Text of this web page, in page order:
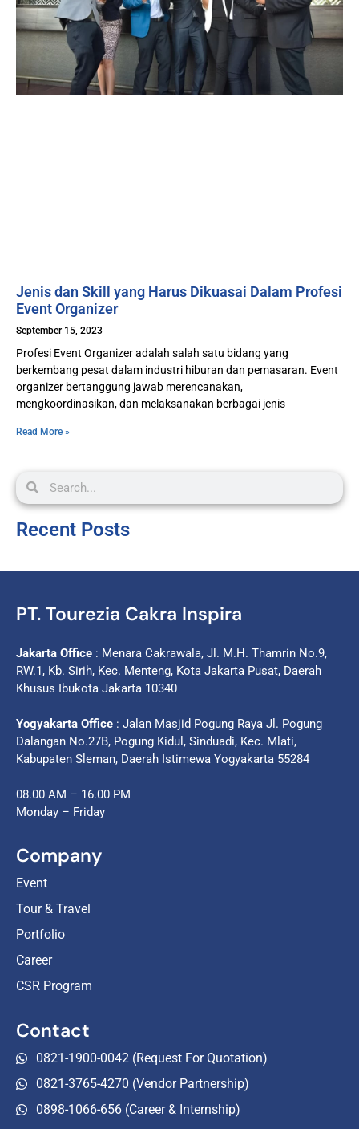
Jenis dan Skill yang Harus Dikuasai Dalam Profesi
Event Organizer
September 15, 2023
Profesi Event Organizer adalah salah satu bidang yang
berkembang pesat dalam industri hiburan dan pemasaran. Event
organizer bertanggung jawab merencanakan,
mengkoordinasikan, dan melaksanakan berbagai jenis
Read More »
Recent Posts
PT. Tourezia Cakra Inspira
Jakarta Office : Menara Cakrawala, Jl. M.H. Thamrin No.9,
RW.1, Kb. Sirih, Kec. Menteng, Kota Jakarta Pusat, Daerah
Khusus Ibukota Jakarta 10340
Yogyakarta Office : Jalan Masjid Pogung Raya Jl. Pogung
Dalangan No.27B, Pogung Kidul, Sinduadi, Kec. Mlati,
Kabupaten Sleman, Daerah Istimewa Yogyakarta 55284
08.00 AM – 16.00 PM
Monday – Friday
Company
Event
Tour & Travel
Portfolio
Career
CSR Program
Contact
0821-1900-0042 (Request For Quotation)
0821-3765-4270 (Vendor Partnership)
0898-1066-656 (Career & Internship)